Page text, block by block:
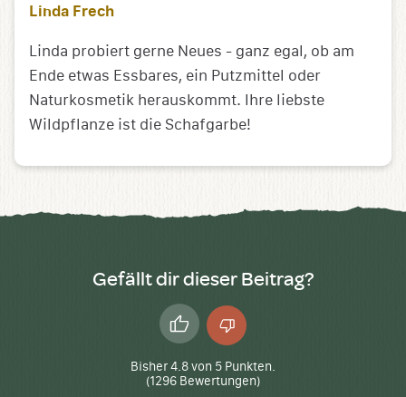
Linda Frech
Linda probiert gerne Neues - ganz egal, ob am
Ende etwas Essbares, ein Putzmittel oder
Naturkosmetik herauskommt. Ihre liebste
Wildpflanze ist die Schafgarbe!
Gefällt dir dieser Beitrag?
Daumen
hoch
Daumen
runter
Bisher4.8von 5 Punkten.
(1296 Bewertungen)